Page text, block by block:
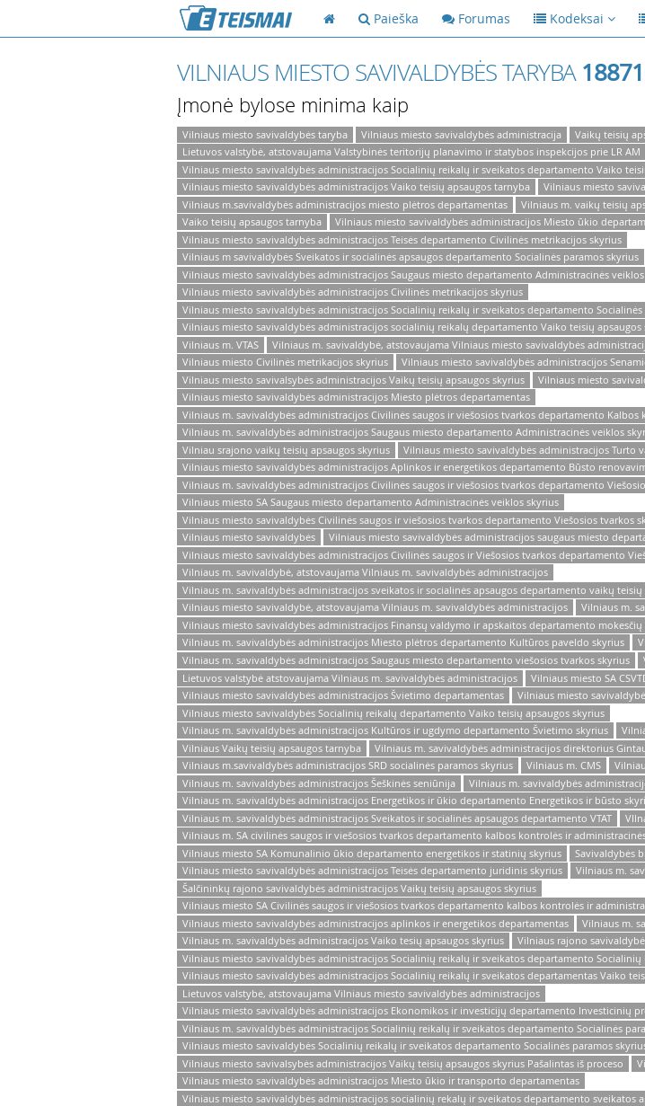
Paieška Forumas Kodeksai
VILNIAUS MIESTO SAVIVALDYBĖS TARYBA
Įmonė bylose minima kaip
Vilniaus miesto savivaldybės taryba Vilniaus miesto savivaldybės administracija
Vaikų teisių
Lietuvos valstybė, atstovaujama Valstybinės teritorijų planavimo ir statybos inspekcijos prie LR AM
Vilniaus miesto savivaldybės administracijos Socialinių reikalų ir sveikatos departamento Vaiko
Vilniaus miesto savivaldybės administracijos Vaiko teisių apsaugos tarnyba
Vilniaus miesto
Vilniaus m.savivaldybės administracijos miesto plėtros departamentas
Vilniaus m. vaikų teisių
Vaiko teisių apsaugos tarnyba
Vilniaus miesto savivaldybės administracijos Miesto ūkio
Vilniaus miesto savivaldybės administracijos Teisės departamento Civilinės metrikacijos skyrius
Vilniaus m savivaldybės Sveikatos ir socialinės apsaugos departamento Socialinės paramos skyrius
Vilniaus miesto savivaldybės administracijos Saugaus miesto departamento Administracinės
Vilniaus miesto savivaldybės administracijos Civilinės metrikacijos skyrius
Vilniaus miesto savivaldybės administracijos Socialinių reikalų ir sveikatos departamento
Vilniaus miesto savivaldybės administracijos socialinių reikalų departamento Vaiko teisių apsaugos
Vilniaus m. VTAS
Vilniaus m. savivaldybė, atstovaujama Vilniaus miesto savivaldybės
Vilniaus miesto Civilinės metrikacijos skyrius
Vilniaus miesto savivaldybės administracijos
Vilniaus miesto savivalsybės administracijos Vaikų teisių apsaugos skyrius
Vilniaus miesto
Vilniaus miesto savivaldybės administracijos Miesto plėtros departamentas
Vilniaus m. savivaldybės administracijos Civilinės saugos ir viešosios tvarkos departamento
Vilniaus m. savivaldybės administracijos Saugaus miesto departamento Administracinės veiklos
Vilniau srajono vaikų teisių apsaugos skyrius
Vilniaus miesto savivaldybės administracijos Turto
Vilniaus miesto savivaldybės administracijos Aplinkos ir energetikos departamento Būsto
Vilniaus m. savivaldybės administracijos Civilinės saugos ir viešosios tvarkos departamento
Vilniaus miesto SA Saugaus miesto departamento Administracinės veiklos skyrius
Vilniaus miesto savivaldybės Civilinės saugos ir viešosios tvarkos departamento Viešosios tvarkos
Vilniaus miesto savivaldybės
Vilniaus miesto savivaldybės administracijos saugaus miesto
Vilniaus miesto savivaldybės administracijos Civilinės saugos ir Viešosios tvarkos departamento
Vilniaus m. savivaldybė, atstovaujama Vilniaus m. savivaldybės administracijos
Vilniaus m. savivaldybės administracijos sveikatos ir socialinės apsaugos departamento vaikų teisių
Vilniaus miesto savivaldybė, atstovaujama Vilniaus m. savivaldybės administracijos
Vilniaus m.
Vilniaus miesto savivaldybės administracijos Finansų valdymo ir apskaitos departamento mokesčių
Vilniaus m. savivaldybės administracijos Miesto plėtros departamento Kultūros paveldo skyrius
Vilniaus m. savivaldybės administracijos Saugaus miesto departamento viešosios tvarkos skyrius
Lietuvos valstybė atstovaujama Vilniaus m. savivaldybės administracijos
Vilniaus miesto SA
Vilniaus miesto savivaldybės administracijos Švietimo departamentas
Vilniaus miesto
Vilniaus miesto savivaldybės Socialinių reikalų departamento Vaiko teisių apsaugos skyrius
Vilniaus m. savivaldybės administracijos Kultūros ir ugdymo departamento Švietimo skyrius
Vilniaus Vaikų teisių apsaugos tarnyba
Vilniaus m. savivaldybės administracijos direktorius
Vilniaus m.savivaldybės administracijos SRD socialinės paramos skyrius
Vilniaus m. CMS
Vilniaus m. savivaldybės administracijos Šeškinės seniūnija
Vilniaus m. savivaldybės
Vilniaus m. savivaldybės administracijos Energetikos ir ūkio departamento Energetikos ir būsto
Vilniaus m. savivaldybės administracijos Sveikatos ir socialinės apsaugos departamento VTAT
Vilniaus m. SA civilinės saugos ir viešosios tvarkos departamento kalbos kontrolės ir
Vilniaus miesto SA Komunalinio ūkio departamento energetikos ir statinių skyrius
Savivaldybės
Vilniaus miesto savivaldybės administracijos Teisės departamento juridinis skyrius
Vilniaus m.
Šalčininkų rajono savivaldybės administracijos Vaikų teisių apsaugos skyrius
Vilniaus miesto SA Civilinės saugos ir viešosios tvarkos departamento kalbos kontrolės ir
Vilniaus miesto savivaldybės administracijos aplinkos ir energetikos departamentas
Vilniaus m.
Vilniaus m. savivaldybės administracijos Vaiko tesių apsaugos skyrius
Vilniaus rajono
Vilniaus miesto savivaldybės administracijos Socialinių reikalų ir sveikatos departamento
Vilniaus miesto savivaldybės administracijos Socialinių reikalų ir sveikatos departamentas Vaiko
Lietuvos valstybė, atstovaujama Vilniaus miesto savivaldybės administracijos
Vilniaus miesto savivaldybės administracijos Ekonomikos ir investicijų departamento Investicinių
Vilniaus m. savivaldybės administracijos Socialinių reikalų ir sveikatos departamento Socialinės
Vilniaus miesto savivaldybės Socialinių reikalų ir sveikatos departamento Socialinės paramos
Vilniaus miesto savivalsybės administracijos Vaikų teisių apsaugos skyrius Pašalintas iš proceso
Vilniaus miesto savivaldybės administracijos Miesto ūkio ir transporto departamentas
Vilniaus miesto savivaldybės administracijos socialinių rekalų ir sveikatos departamento sveikatos